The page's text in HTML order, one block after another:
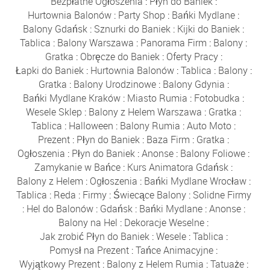
Hurtownia Balonów : Party Shop : Bańki Mydlane :
Balony Gdańsk : Sznurki do Baniek : Kijki do Baniek :
Tablica : Balony Warszawa : Panorama Firm : Balony :
Gratka : Obręcze do Baniek: Oferty Pracy:
Łapki do Baniek: Hurtownia Balonów:Tablica : Balony:
Gratka : Balony Urodzinowe: Balony Gdynia :
Bańki Mydlane Kraków : Miasto Rumia : Fotobudka :
Wesele Sklep : Balony z Helem Warszawa : Gratka :
Tablica : Halloween : Balony Rumia :Auto Moto :
Prezent : Płyn do Baniek : Baza Firm : Gratka :
Ogłoszenia : Płyn do Baniek :Anonse : Balony Foliowe :
Zamykanie w Bańce : Kurs Animatora Gdańsk :
Balony z Helem : Ogłoszenia : Bańki Mydlane Wrocław:
Tablica : Reda : Firmy: Świecące Balony: Solidne Firmy
: Hel do Balonów: Gdańsk: Bańki Mydlane:Anonse:
Balony na Hel : Dekoracje Weselne :
Jak zrobić Płyn do Baniek:Wesele:Tablica :
Pomysł na Prezent :Tańce Animacyjne :
Wyjątkowy Prezent: Balony z Helem Rumia :Tatuaże: